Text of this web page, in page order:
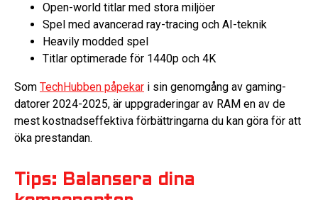
Open-world titlar med stora miljöer
Spel med avancerad ray-tracing och AI-teknik
Heavily modded spel
Titlar optimerade för 1440p och 4K
Som TechHubben påpekar i sin genomgång av gaming-
datorer 2024-2025, är uppgraderingar av RAM en av de
mest kostnadseffektiva förbättringarna du kan göra för att
öka prestandan.
Tips: Balansera dina